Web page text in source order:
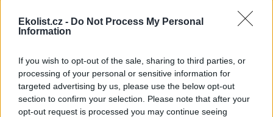
Ekolist.cz - Do Not Process My Personal
Information
If you wish to opt-out of the sale, sharing to third parties, or
processing of your personal or sensitive information for
targeted advertising by us, please use the below opt-out
section to confirm your selection. Please note that after your
opt-out request is processed you may continue seeing
návštěvníků Pražského hradu.
Zahradu založila Isabella Švihovská ze Salmu, u svého
přešel palác do vlastnictví rodu Hartigů, významných
mecenášů hudby, spojených mimo jiné se skladatelem
Janem Dismasem Zelenkou. Zahrada tak byla v minulosti
využívána i pro koncerty komorní hudby.